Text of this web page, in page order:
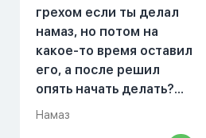
грехом если ты делал
намаз, но потом на
какое-то время оставил
его, а после решил
опять начать делать?
можете объяснить
Намаз